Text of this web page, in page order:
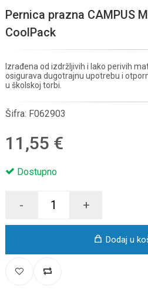
Pernica prazna CAMPUS
CoolPack
Izrađena od izdržljivih i lako perivih
osigurava dugotrajnu upotrebu i
u školskoj torbi.
Šifra: F062903
11,55 €
Dostupno
- +
Dodaj u